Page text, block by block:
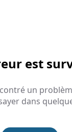
est
un
dans